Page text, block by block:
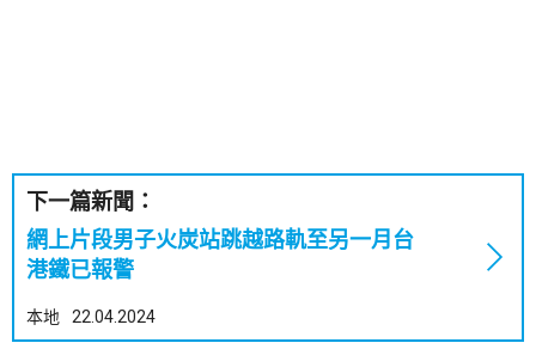
下一篇新聞：
網上片段男子火炭站跳越路軌至另一月台
港鐵已報警
本地 22.04.2024